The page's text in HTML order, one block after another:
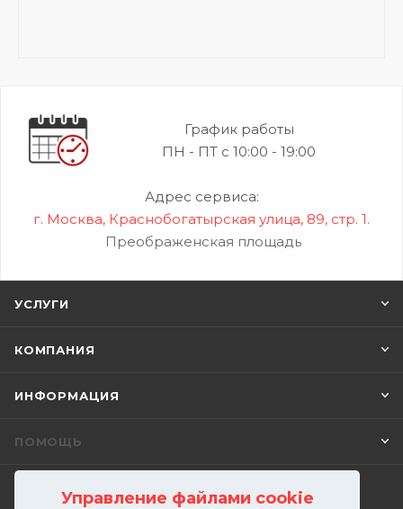
Управление файлами cookie
График работы
ПН - ПТ с 10:00 - 19:00
Адрес сервиса:
г. Москва, Краснобогатырская улица, 89, стр. 1.
Преображенская площадь
УСЛУГИ
КОМПАНИЯ
ИНФОРМАЦИЯ
ПОМОЩЬ